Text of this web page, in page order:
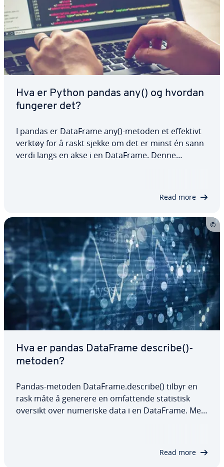
Hva er Python pandas any() og hvordan
fungerer det?
I pandas er DataFrame any()-metoden et effektivt
verktøy for å raskt sjekke om det er minst én sann
verdi langs en akse i en DataFrame. Denne
Read more
Hva er pandas DataFrame describe()-
metoden?
Pandas-metoden DataFrame.describe() tilbyr en
rask måte å generere en omfattende statistisk
oversikt over numeriske data i en DataFrame. Med
Read more